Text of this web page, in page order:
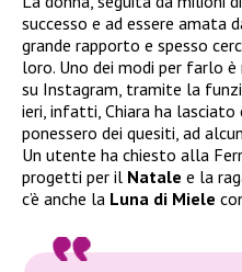
successo e ad essere amata
grande rapporto e spesso
loro. Uno dei modi per farlo è
su Instagram, tramite la
ieri, infatti, Chiara ha
ponessero dei quesiti, ad
Un utente ha chiesto alla
progetti per il Natale e la
c’è anche la Luna di Miele